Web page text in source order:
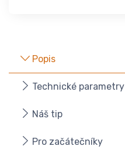
Popis
Technické parametry
Náš tip
Pro začátečníky